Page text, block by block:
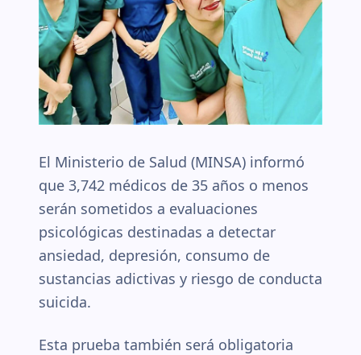
El Ministerio de Salud (MINSA) informó
que 3,742 médicos de 35 años o menos
serán sometidos a evaluaciones
psicológicas destinadas a detectar
ansiedad, depresión, consumo de
sustancias adictivas y riesgo de conducta
suicida.
Esta prueba también será obligatoria